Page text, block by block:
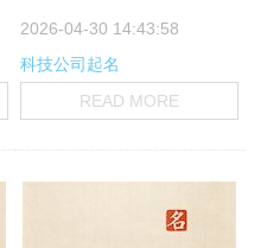
2026-04-30 14:43:58
科技公司起名
READ MORE